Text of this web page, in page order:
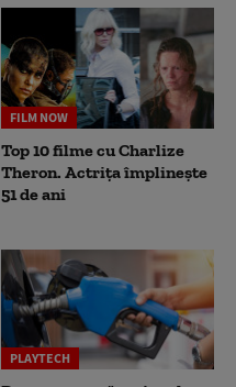
FILM NOW
Top 10 filme cu Charlize
Theron. Actrița împlinește
51 de ani
PLAYTECH